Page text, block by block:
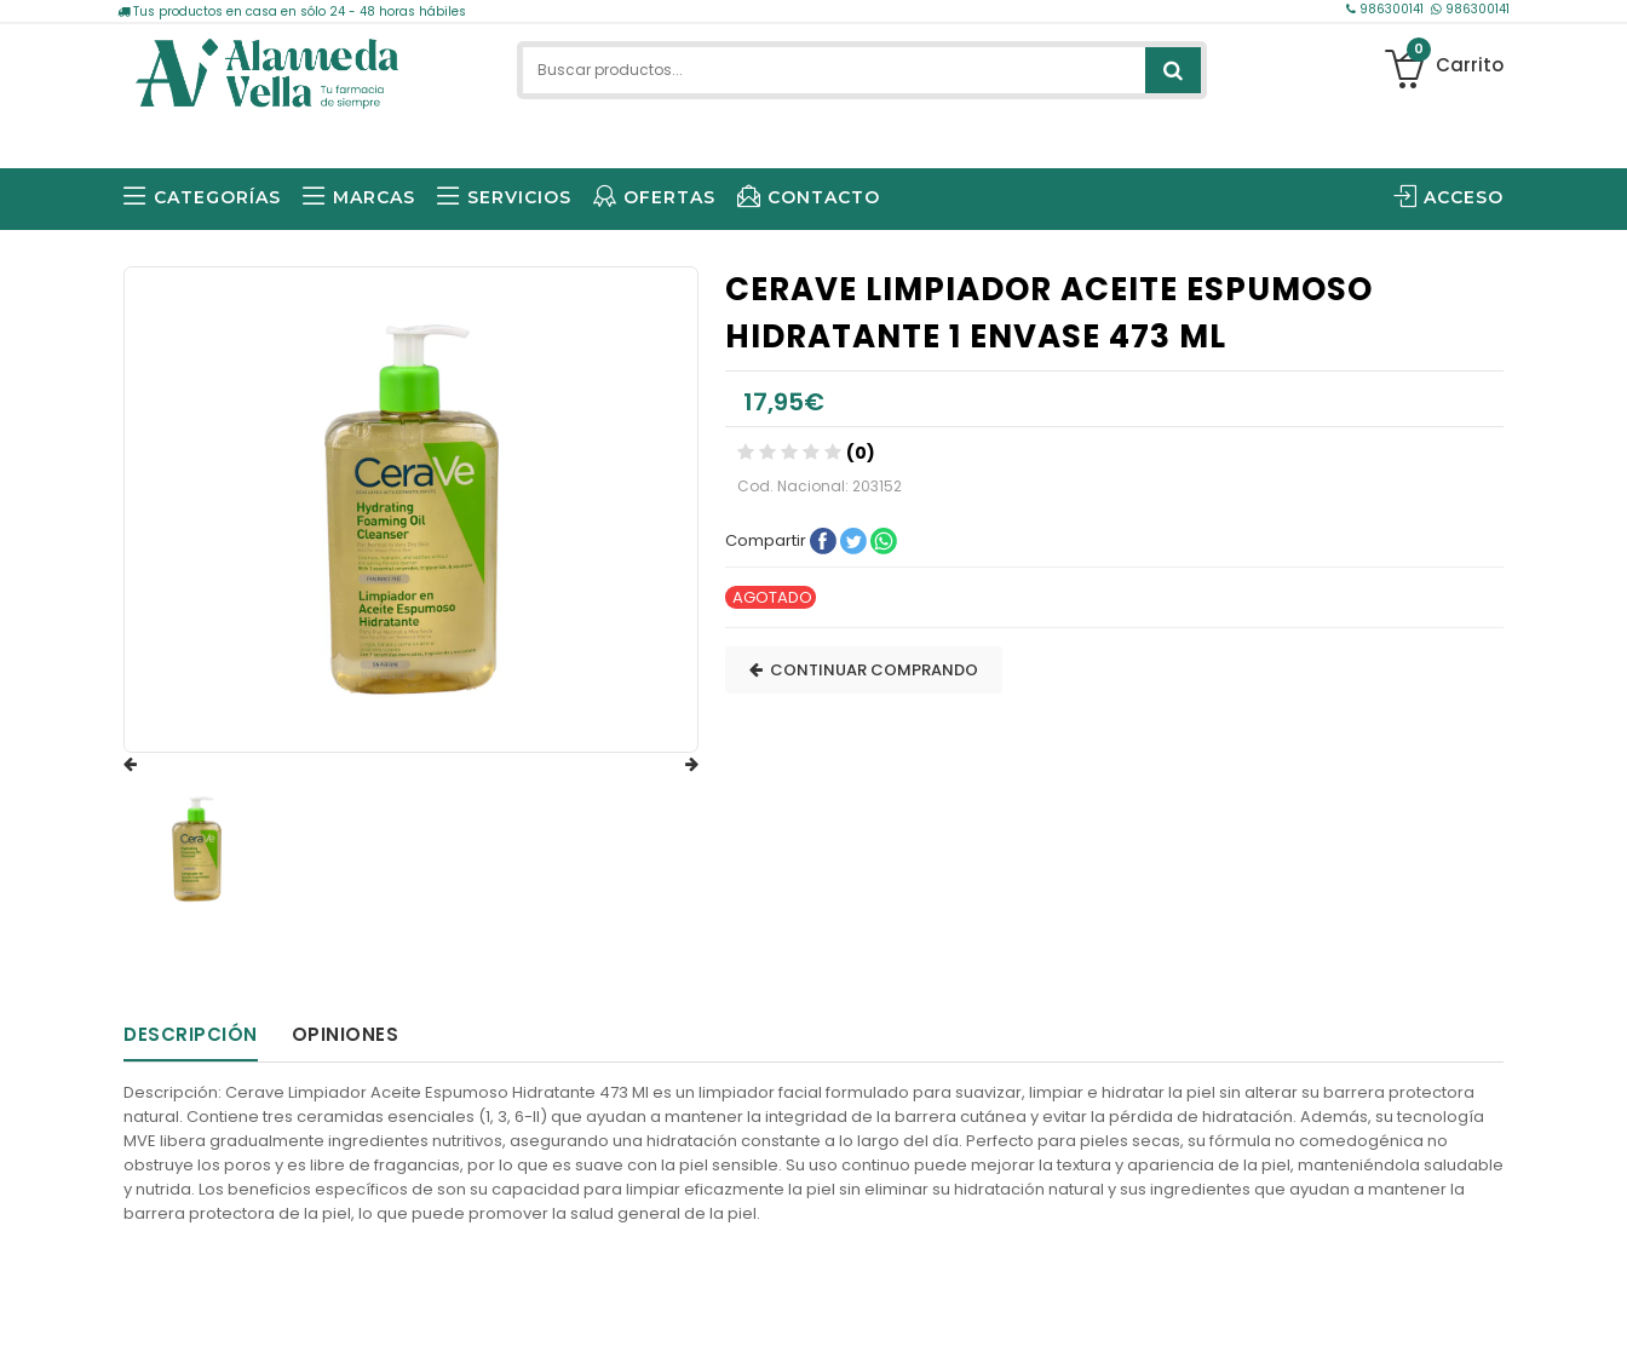
Tus productos en casa en sólo 24 - 48 horas hábiles 986300141 986300141
0
Carrito
CATEGORÍAS MARCAS SERVICIOS OFERTAS CONTACTO ACCESO
CERAVE LIMPIADOR ACEITE ESPUMOSO
HIDRATANTE 1 ENVASE 473 ML
17,95€
(0)
Cod. Nacional: 203152
Compartir
AGOTADO
CONTINUAR COMPRANDO
DESCRIPCIÓN OPINIONES
Descripción: Cerave Limpiador Aceite Espumoso Hidratante 473 Ml es un limpiador facial formulado para suavizar, limpiar e hidratar la piel sin alterar su barrera protectora
natural. Contiene tres ceramidas esenciales (1, 3, 6-II) que ayudan a mantener la integridad de la barrera cutánea y evitar la pérdida de hidratación. Además, su tecnología
MVE libera gradualmente ingredientes nutritivos, asegurando una hidratación constante a lo largo del día. Perfecto para pieles secas, su fórmula no comedogénica no
obstruye los poros y es libre de fragancias, por lo que es suave con la piel sensible. Su uso continuo puede mejorar la textura y apariencia de la piel, manteniéndola saludable
y nutrida. Los beneficios específicos de son su capacidad para limpiar eficazmente la piel sin eliminar su hidratación natural y sus ingredientes que ayudan a mantener la
barrera protectora de la piel, lo que puede promover la salud general de la piel.